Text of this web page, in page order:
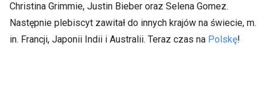
Christina Grimmie, Justin Bieber oraz Selena Gomez.
Następnie plebiscyt zawitał do innych krajów na świecie, m.
in. Francji, Japonii Indii i Australii. Teraz czas na Polskę!